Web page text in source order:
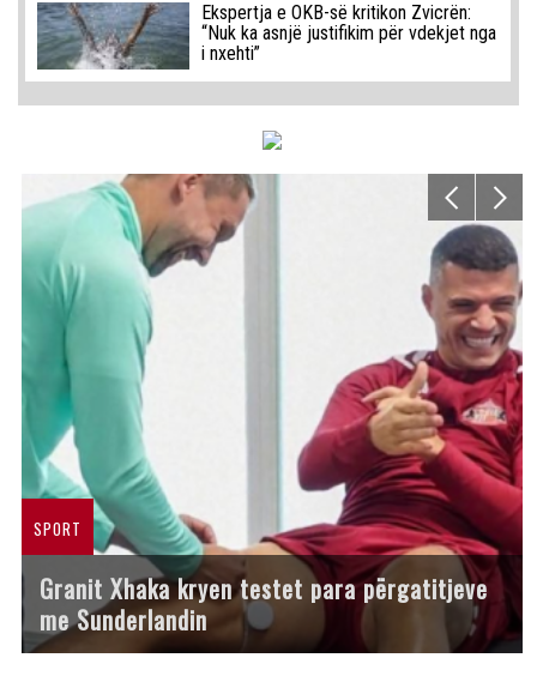
Ekspertja e OKB-së kritikon Zvicrën:
“Nuk ka asnjë justifikim për vdekjet nga
i nxehti”
SPORT
Granit Xhaka kryen testet para përgatitjeve
me Sunderlandin